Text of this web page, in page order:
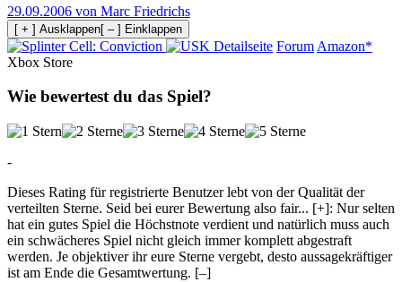
29.09.2006 von Marc Friedrichs
[ + ] Ausklappen[ – ] Einklappen
Detailseite Forum Amazon*
Xbox Store
Wie bewertest du das Spiel?
-
Dieses Rating für registrierte Benutzer lebt von der Qualität der
verteilten Sterne. Seid bei eurer Bewertung also fair... [+]: Nur selten
hat ein gutes Spiel die Höchstnote verdient und natürlich muss auch
ein schwächeres Spiel nicht gleich immer komplett abgestraft
werden. Je objektiver ihr eure Sterne vergebt, desto aussagekräftiger
ist am Ende die Gesamtwertung. [–]